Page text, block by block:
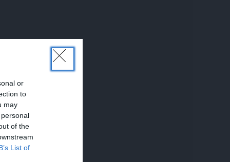
or
to
may
of the
List of